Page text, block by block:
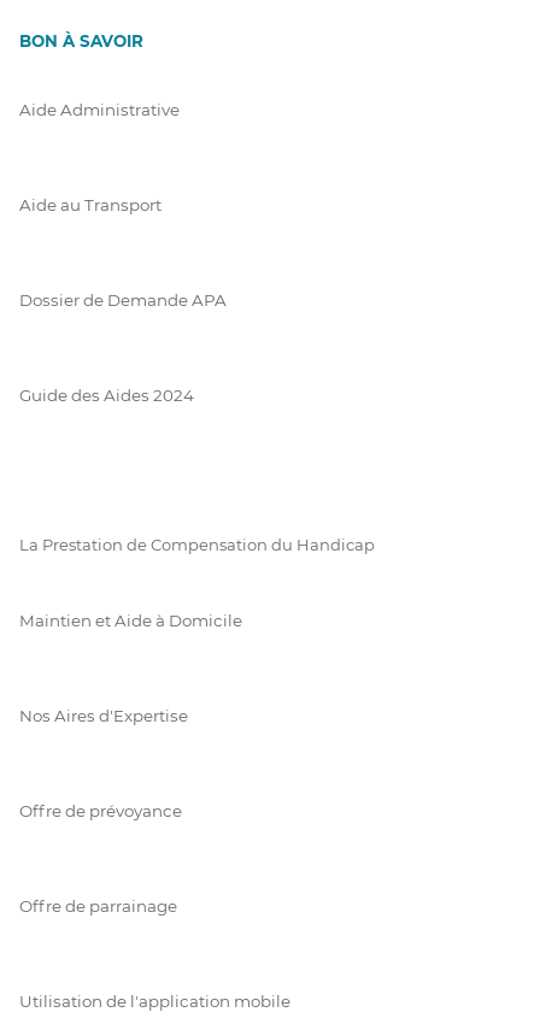
BON À SAVOIR
Aide Administrative
Aide au Transport
Dossier de Demande APA
Guide des Aides 2024
La Prestation de Compensation du Handicap
Maintien et Aide à Domicile
Nos Aires d'Expertise
Offre de prévoyance
Offre de parrainage
Utilisation de l'application mobile